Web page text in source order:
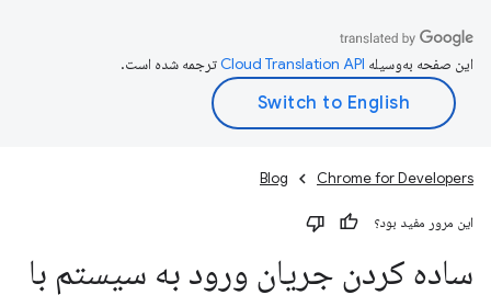
این صفحه به‌وسیله ترجمه شده است.
Chrome for Developers
Blog
این مرور مفید بود؟
ساده کردن جریان ورود به سیستم با